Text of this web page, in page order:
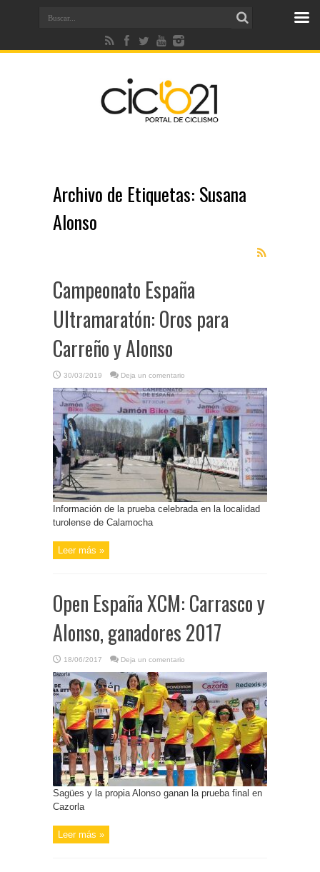
Archivo de Etiquetas: Susana
Alonso
Campeonato España
Ultramaratón: Oros para
Carreño y Alonso
30/03/2019 Deja un comentario
Información de la prueba celebrada en la localidad
turolense de Calamocha
Leer más »
Open España XCM: Carrasco y
Alonso, ganadores 2017
18/06/2017 Deja un comentario
Sagües y la propia Alonso ganan la prueba final en
Cazorla
Leer más »